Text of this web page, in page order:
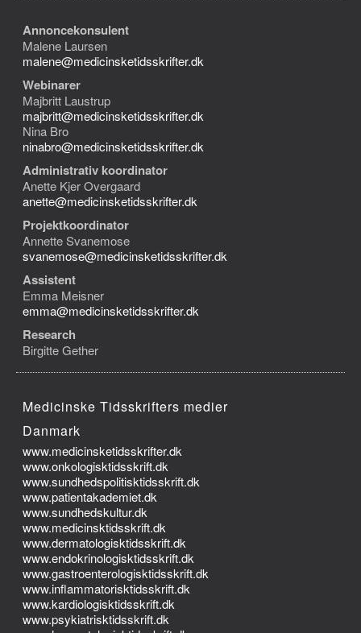
Annoncekonsulent
Malene Laursen
malene@medicinsketidsskrifter.dk
Webinarer
Majbritt Laustrup
majbritt@medicinsketidsskrifter.dk
Nina Bro
ninabro@medicinsketidsskrifter.dk
Administrativ koordinator
Anette Kjer Overgaard
anette@medicinsketidsskrifter.dk
Projektkoordinator
Annette Svanemose
svanemose@medicinsketidsskrifter.dk
Assistent
Emma Meisner
emma@medicinsketidsskrifter.dk
Research
Birgitte Gether
Medicinske Tidsskrifters medier
Danmark
www.medicinsketidsskrifter.dk
www.onkologisktidsskrift.dk
www.sundhedspolitisktidsskrift.dk
www.patientakademiet.dk
www.sundhedskultur.dk
www.medicinsktidsskrift.dk
www.dermatologisktidsskrift.dk
www.endokrinologisktidsskrift.dk
www.gastroenterologisktidsskrift.dk
www.inflammatorisktidsskrift.dk
www.kardiologisktidsskrift.dk
www.psykiatrisktidsskrift.dk